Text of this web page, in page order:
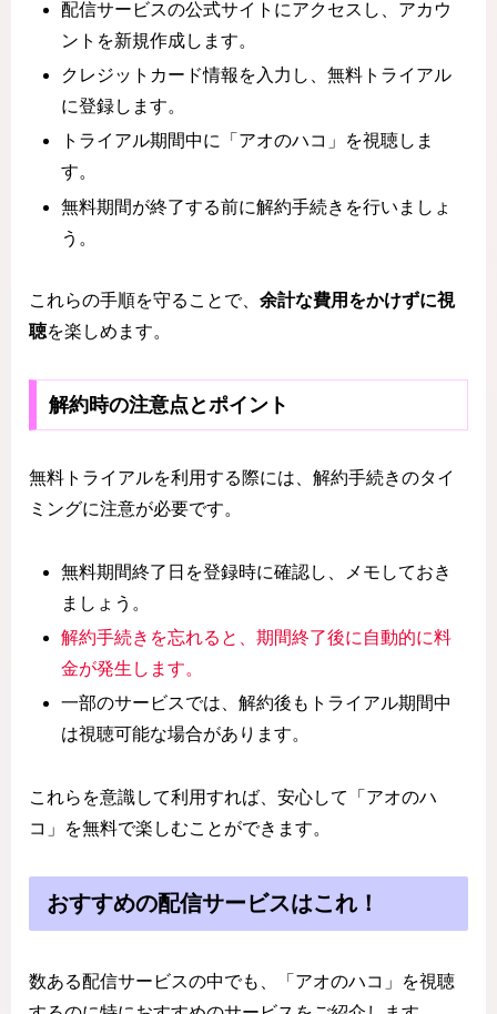
配信サービスの公式サイトにアクセスし、アカウ
ントを新規作成します。
クレジットカード情報を入力し、無料トライアル
に登録します。
トライアル期間中に「アオのハコ」を視聴しま
す。
無料期間が終了する前に解約手続きを行いましょ
う。
これらの手順を守ることで、 余計な費用をかけずに視
聴を楽しめます。
解約時の注意点とポイント
無料トライアルを利用する際には、解約手続きのタイ
ミングに注意が必要です。
無料期間終了日を登録時に確認し、メモしておき
ましょう。
解約手続きを忘れると、期間終了後に自動的に料
金が発生します。
一部のサービスでは、解約後もトライアル期間中
は視聴可能な場合があります。
これらを意識して利用すれば、安心して「アオのハ
コ」を無料で楽しむことができます。
おすすめの配信サービスはこれ！
数ある配信サービスの中でも、「アオのハコ」を視聴